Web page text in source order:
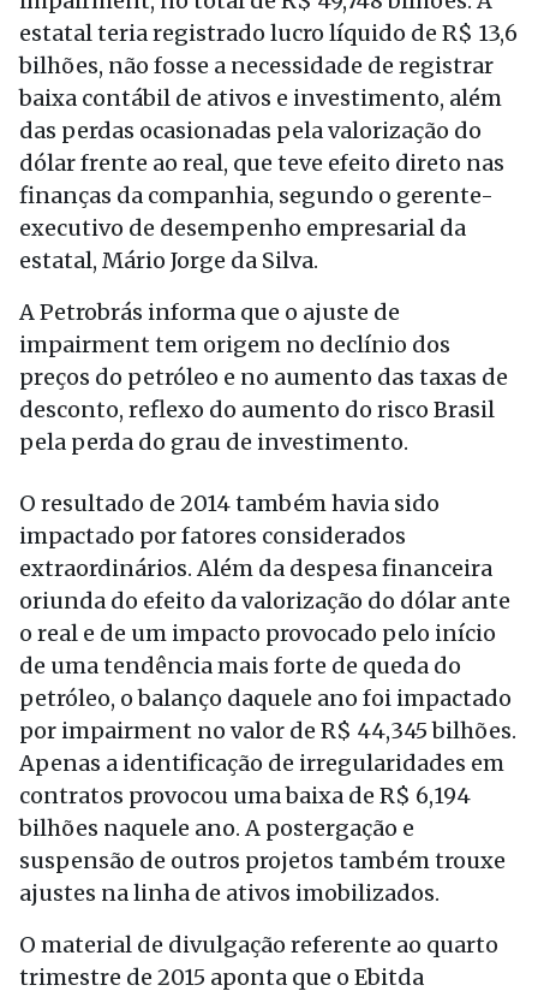
estatal teria registrado lucro líquido de R$ 13,6
bilhões, não fosse a necessidade de registrar
baixa contábil de ativos e investimento, além
das perdas ocasionadas pela valorização do
dólar frente ao real, que teve efeito direto nas
finanças da companhia, segundo o gerente-
executivo de desempenho empresarial da
estatal, Mário Jorge da Silva.
A Petrobrás informa que o ajuste de
impairment tem origem no declínio dos
preços do petróleo e no aumento das taxas de
desconto, reflexo do aumento do risco Brasil
pela perda do grau de investimento.
O resultado de 2014 também havia sido
impactado por fatores considerados
extraordinários. Além da despesa financeira
oriunda do efeito da valorização do dólar ante
o real e de um impacto provocado pelo início
de uma tendência mais forte de queda do
petróleo, o balanço daquele ano foi impactado
por impairment no valor de R$ 44,345 bilhões.
Apenas a identificação de irregularidades em
contratos provocou uma baixa de R$ 6,194
bilhões naquele ano. A postergação e
suspensão de outros projetos também trouxe
ajustes na linha de ativos imobilizados.
O material de divulgação referente ao quarto
trimestre de 2015 aponta que o Ebitda